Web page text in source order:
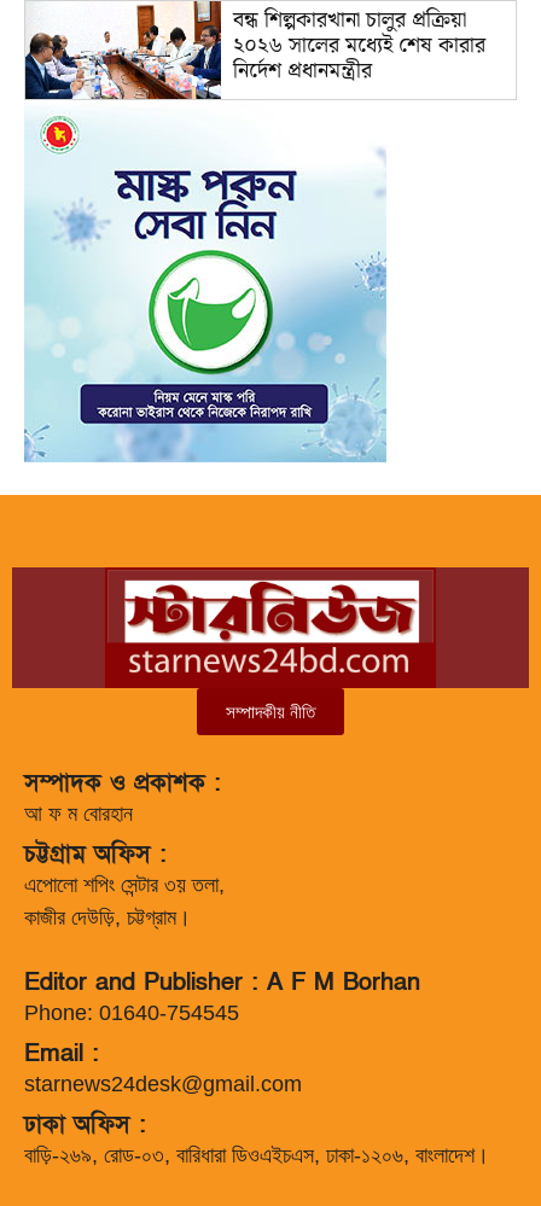
বন্ধ শিল্পকারখানা চালুর প্রক্রিয়া
২০২৬ সালের মধ্যেই শেষ কারার
নির্দেশ প্রধানমন্ত্রীর
সম্পাদকীয় নীতি
সম্পাদক ও প্রকাশক :
আ ফ ম বোরহান
চট্টগ্রাম অফিস :
এপোলো শপিং সেন্টার ৩য় তলা,
কাজীর দেউড়ি, চট্টগ্রাম।
Editor and Publisher : A F M Borhan
Phone: 01640-754545
Email :
starnews24desk@gmail.com
ঢাকা অফিস :
বাড়ি-২৬৯, রোড-০৩, বারিধারা ডিওএইচএস, ঢাকা-১২০৬, বাংলাদেশ।